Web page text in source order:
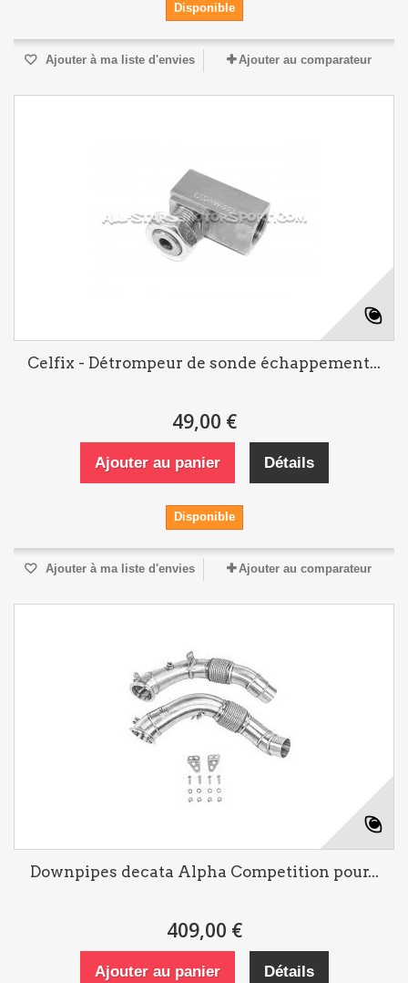
Disponible
Ajouter à ma liste d'envies Ajouter au comparateur
Celfix - Détrompeur de sonde échappement...
49,00 €
Ajouter au panier Détails
Disponible
Ajouter à ma liste d'envies Ajouter au comparateur
Downpipes decata Alpha Competition pour...
409,00 €
Ajouter au panier Détails